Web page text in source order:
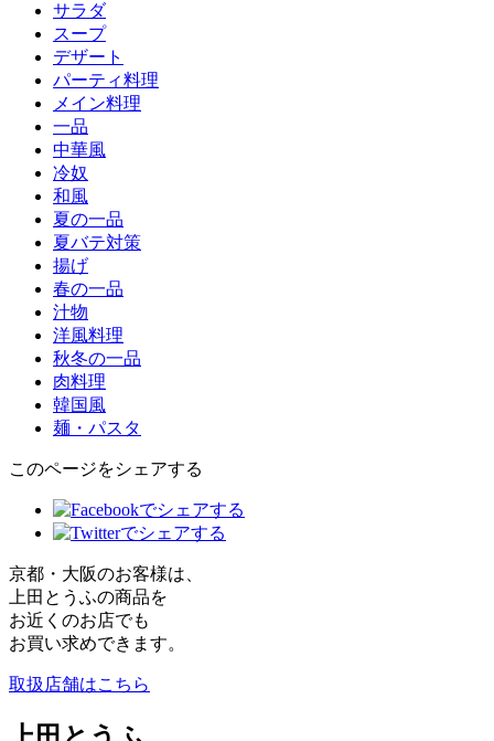
サラダ
スープ
デザート
パーティ料理
メイン料理
一品
中華風
冷奴
和風
夏の一品
夏バテ対策
揚げ
春の一品
汁物
洋風料理
秋冬の一品
肉料理
韓国風
麺・パスタ
このページをシェアする
京都・大阪のお客様は、
上田とうふの商品を
お近くのお店でも
お買い求めできます。
取扱店舗はこちら